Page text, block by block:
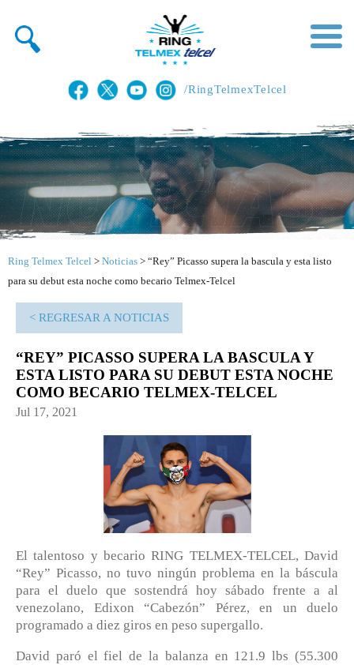
/RingTelmexTelcel
Ring Telmex Telcel > Noticias > “Rey” Picasso supera la bascula y esta listo
para su debut esta noche como becario Telmex-Telcel
< REGRESAR A NOTICIAS
“REY” PICASSO SUPERA LA BASCULA Y
ESTA LISTO PARA SU DEBUT ESTA NOCHE
COMO BECARIO TELMEX-TELCEL
Jul 17, 2021
El talentoso y becario RING TELMEX-TELCEL, David
“Rey” Picasso, no tuvo ningún problema en la báscula
para el duelo que sostendrá hoy sábado frente a al
venezolano, Edixon “Cabezón” Pérez, en un duelo
programado a diez giros en peso supergallo.
David paró el fiel de la balanza en 121.9 lbs (55.300